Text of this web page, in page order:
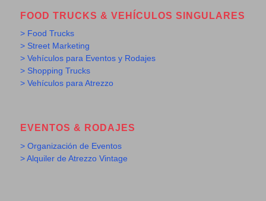
FOOD TRUCKS & VEHÍCULOS SINGULARES
> Food Trucks
> Street Marketing
> Vehículos para Eventos y Rodajes
> Shopping Trucks
> Vehículos para Atrezzo
EVENTOS & RODAJES
> Organización de Eventos
> Alquiler de Atrezzo Vintage